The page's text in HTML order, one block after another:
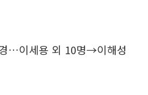
…이세용 외 10명→이해성